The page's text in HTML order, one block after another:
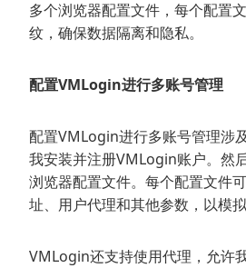
多个浏览器配置文件，每个配置
纹，确保数据隔离和隐私。
配置VMLogin进行多账号管理
配置VMLogin进行多账号管理涉
我安装并注册VMLogin账户。然
浏览器配置文件。每个配置文件
址、用户代理和其他参数，以模
VMLogin还支持使用代理，允许